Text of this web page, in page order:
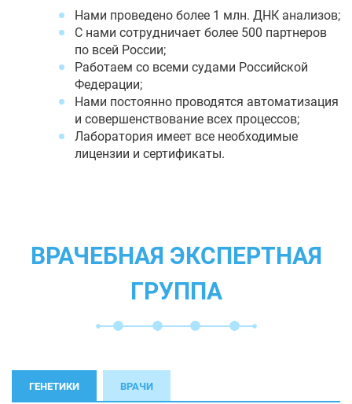
Нами проведено более 1 млн. ДНК анализов;
С нами сотрудничает более 500 партнеров
по всей России;
Работаем со всеми судами Российской
Федерации;
Нами постоянно проводятся автоматизация
и совершенствование всех процессов;
Лаборатория имеет все необходимые
лицензии и сертификаты.
ВРАЧЕБНАЯ ЭКСПЕРТНАЯ
ГРУППА
ГЕНЕТИКИ ВРАЧИ